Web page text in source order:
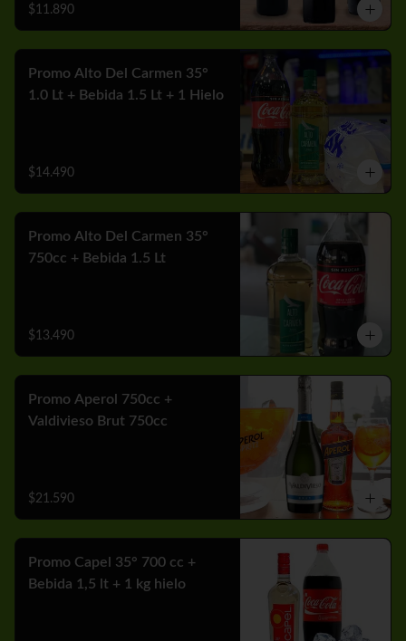
$11.890
Promo Alto Del Carmen 35°
1.0 Lt + Bebida 1.5 Lt + 1 Hielo
$14.490
Promo Alto Del Carmen 35°
750cc + Bebida 1.5 Lt
$13.490
Promo Aperol 750cc +
Valdivieso Brut 750cc
$21.590
Promo Capel 35° 700 cc +
Bebida 1,5 lt + 1 kg hielo